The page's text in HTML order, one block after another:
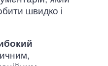
швидко і